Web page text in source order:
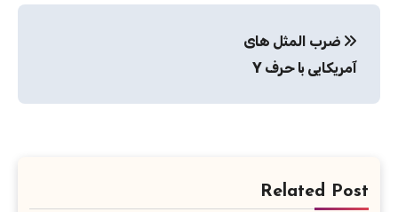
نوشته
ضرب المثل های
آمریکایی با حرف Y
Related Post